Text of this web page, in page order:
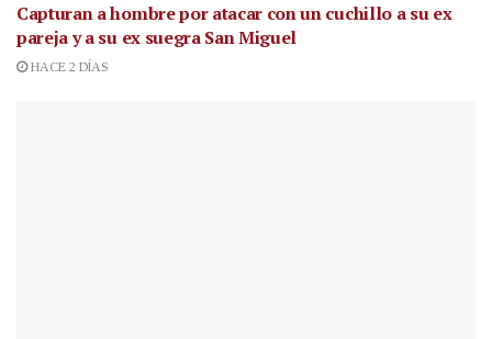
Capturan a hombre por atacar con un cuchillo a su ex
pareja y a su ex suegra San Miguel
HACE 2 DÍAS